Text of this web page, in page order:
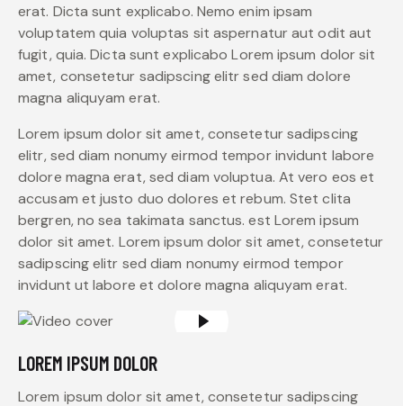
erat. Dicta sunt explicabo. Nemo enim ipsam
voluptatem quia voluptas sit aspernatur aut odit aut
fugit, quia. Dicta sunt explicabo Lorem ipsum dolor sit
amet, consetetur sadipscing elitr sed diam dolore
magna aliquyam erat.
Lorem ipsum dolor sit amet, consetetur sadipscing
elitr, sed diam nonumy eirmod tempor invidunt labore
dolore magna erat, sed diam voluptua. At vero eos et
accusam et justo duo dolores et rebum. Stet clita
bergren, no sea takimata sanctus. est Lorem ipsum
dolor sit amet. Lorem ipsum dolor sit amet, consetetur
sadipscing elitr sed diam nonumy eirmod tempor
invidunt ut labore et dolore magna aliquyam erat.
LOREM IPSUM DOLOR
Lorem ipsum dolor sit amet, consetetur sadipscing